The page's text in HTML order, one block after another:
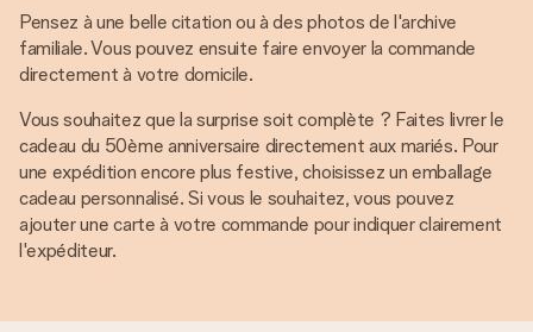
Pensez à une belle citation ou à des photos de l'archive
familiale. Vous pouvez ensuite faire envoyer la commande
directement à votre domicile.
Vous souhaitez que la surprise soit complète ? Faites livrer le
cadeau du 50ème anniversaire directement aux mariés. Pour
une expédition encore plus festive, choisissez un emballage
cadeau personnalisé. Si vous le souhaitez, vous pouvez
ajouter une carte à votre commande pour indiquer clairement
l'expéditeur.